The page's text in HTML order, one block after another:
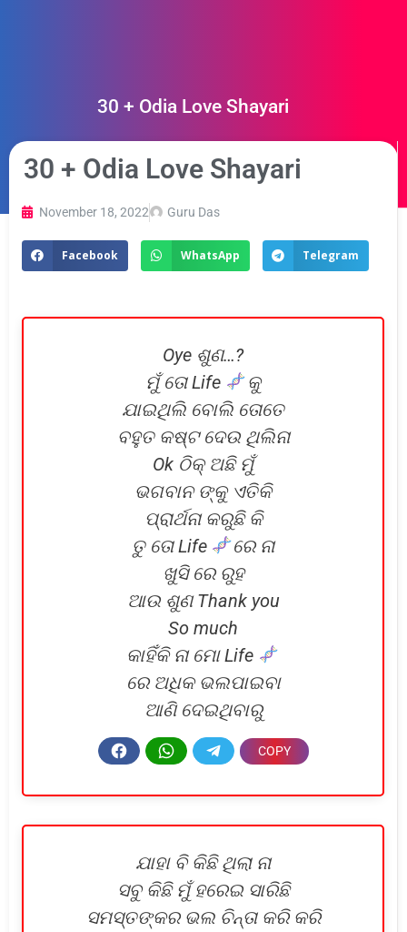
30 + Odia Love Shayari
30 + Odia Love Shayari
November 18, 2022 Guru Das
Facebook WhatsApp Telegram
Oye ଶୁଣ…?
ମୁଁ ତୋ Life
କୁ
ଯାଇଥିଲି ବୋଲି ତୋତେ
ବହୁତ କଷ୍ଟ ଦେଉ ଥିଲିନା
Ok ଠିକ୍ ଅଛି ମୁଁ
ଭଗବାନ ଙ୍କୁ ଏତିକି
ପ୍ରାର୍ଥନା କରୁଛି କି
ତୁ ତୋ Life
ରେ ନା
ଖୁସି ରେ ରୁହ
ଆଉ ଶୁଣ Thank you
So much
କାହିଁକି ନା ମୋ Life
ରେ ଅଧିକ ଭଲପାଇବା
ଆଣି ଦେଇଥିବାରୁ
ଯାହା ବି କିଛି ଥିଲା ନା
ସବୁ କିଛି ମୁଁ ହରେଇ ସାରିଛି
ସମସ୍ତଙ୍କର ଭଲ ଚିନ୍ତା କରି କରି